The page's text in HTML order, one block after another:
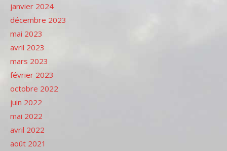
janvier 2024
décembre 2023
mai 2023
avril 2023
mars 2023
février 2023
octobre 2022
juin 2022
mai 2022
avril 2022
août 2021